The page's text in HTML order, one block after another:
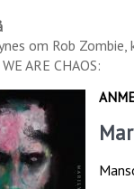
om Rob Zombie
ARE CHAOS: